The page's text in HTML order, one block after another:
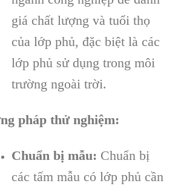
giá chất lượng và tuổi thọ
của lớp phủ, đặc biệt là các
lớp phủ sử dụng trong môi
trường ngoài trời.
pháp thử nghiệm:
Chuẩn bị mẫu: Chuẩn bị
các tấm mẫu có lớp phủ cần